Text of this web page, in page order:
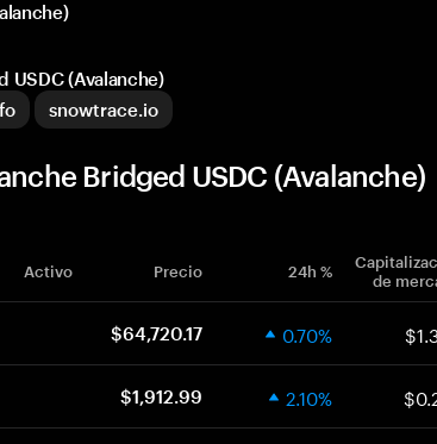
USDC (Avalanche)
snowtrace.io
Bridged USDC (Avalanche)
Activo Precio 24h %
de
$64,720.17 0.70%
$1,912.99 2.10%